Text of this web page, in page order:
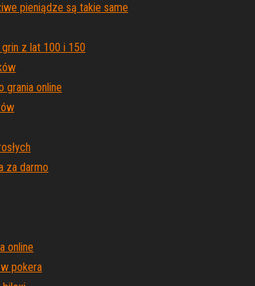
pieniądze są takie same
z lat 100 i 150
grania online
za darmo
online
pokera